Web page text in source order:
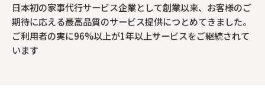
日本初の家事代行サービス企業として創業以来、お客様のご
期待に応える最高品質のサービス提供につとめてきました。
ご利用者の実に96%以上が1年以上サービスをご継続されて
います